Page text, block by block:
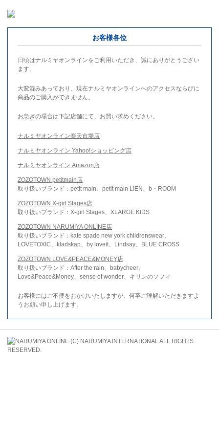
お客様各位
日頃はナルミヤオンラインをご利用いただき、誠にありがとうござい
ます。
大変混みあっており、現在ナルミヤオンラインへのアクセスならびに
商品のご購入ができません。
お急ぎの場合は下記店舗にて、お買い求めください。
ナルミヤオンライン楽天市場店
ナルミヤオンライン Yahoo!ショッピング店
ナルミヤオンライン Amazon店
ZOZOTOWN petitmain店
取り扱いブランド：petit main、petit main LIEN、b・ROOM
ZOZOTOWN X-girl Stages店
取り扱いブランド：X-girl Stages、XLARGE KIDS
ZOZOTOWN NARUMIYA ONLINE店
取り扱いブランド：kate spade new york childrenswear、
LOVETOXIC、kladskap、by loveit、Lindsay、BLUE CROSS
ZOZOTOWN LOVE&PEACE&MONEY店
取り扱いブランド：After the rain、babycheer、
Love&Peace&Money、sense of wonder、キリンのソフィ
お客様にはご不便をおかけいたしますが、何卒ご理解いただきますよ
うお願い申し上げます。